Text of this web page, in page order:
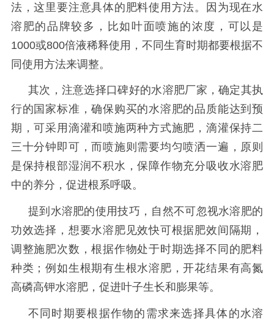
法，这里要注意具体的肥料使用方法。因为现在水
溶肥的品牌较多，比如叶面喷施的浓度，可以是
1000或800倍液稀释使用，不同生育时期都要根据不
同使用方法来调整。
其次，注意选择口碑好的水溶肥厂家，确定其执
行的国家标准，确保购买的水溶肥的品质能达到预
期，可采用滴灌和喷施两种方式施肥，滴灌保持二
三十分钟即可，而喷施则需要均匀喷洒一遍，原则
是保持根部湿润不积水，保障作物充分吸收水溶肥
中的养分，促进根系呼吸。
提到水溶肥的使用技巧，自然不可忽视水溶肥的
功效选择，想要水溶肥见效快可根据肥效间隔期，
调整施肥次数，根据作物处于时期选择不同的肥料
种类；例如生根期有生根水溶肥，开花结果有高氮
高磷高钾水溶肥，促进叶子生长和膨果等。
不同时期要根据作物的需求来选择具体的水溶